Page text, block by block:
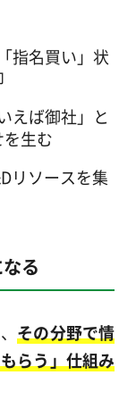
指名買い」状
えば御社」と
生む
リソースを集
る
その分野で情
らう」仕組み